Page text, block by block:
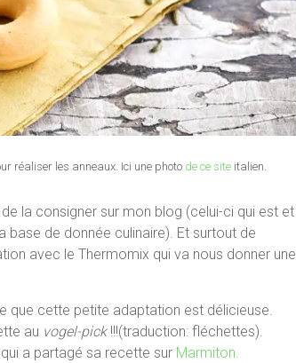
réaliser les anneaux. Ici une photo de ce site italien.
de la consigner sur mon blog (celui-ci qui est et
base de donnée culinaire). Et surtout de
avec le Thermomix qui va nous donner une
que cette petite adaptation est délicieuse.
au vogel-pick!!!(traduction: fléchettes).
a partagé sa recette sur Marmiton.